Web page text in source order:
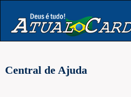
Central de Ajuda